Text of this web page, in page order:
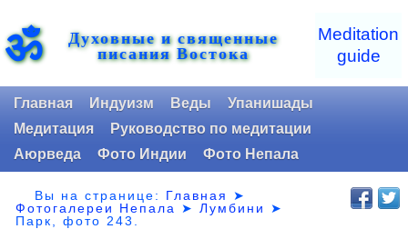
ॐ Духовные и священные
писания Востока
Meditation
guide
Главная Индуизм Веды
Упанишады
Медитация
Руководство по медитации
Аюрведа
Фото Индии Фото Непала
Вы на странице: Главная
➤
Фотогалереи Непала
➤Лумбини
➤
Парк,фото 243.